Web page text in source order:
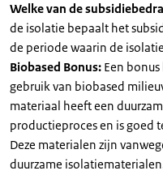
Welke van de
de isolatie bepaalt het
de periode waarin de
Biobased Bonus: Een
gebruik van biobased
materiaal heeft een
productieproces en is goed
Deze materialen zijn
duurzame